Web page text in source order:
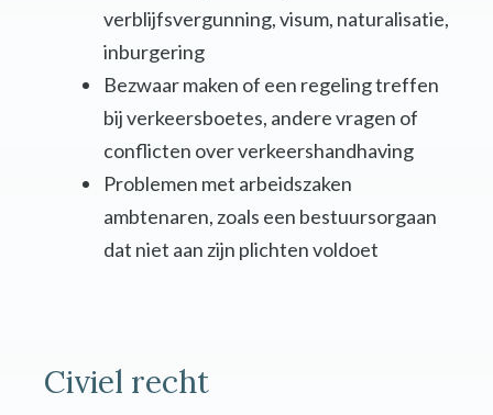
verblijfsvergunning, visum, naturalisatie,
inburgering
Bezwaar maken of een regeling treffen
bij verkeersboetes, andere vragen of
conflicten over verkeershandhaving
Problemen met arbeidszaken
ambtenaren, zoals een bestuursorgaan
dat niet aan zijn plichten voldoet
Civiel recht